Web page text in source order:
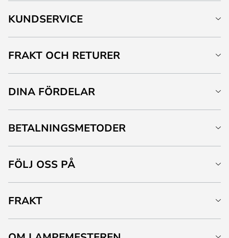
KUNDSERVICE
FRAKT OCH RETURER
DINA FÖRDELAR
BETALNINGSMETODER
FÖLJ OSS PÅ
FRAKT